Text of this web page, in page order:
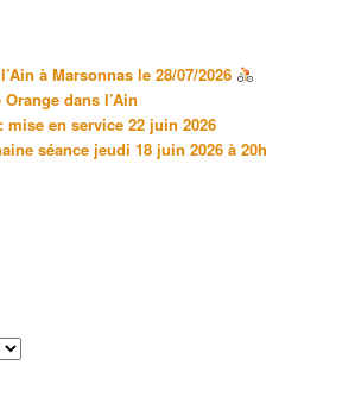
à Marsonnas le 28/07/2026
dans l’Ain
mise en service 22 juin 2026
séance jeudi 18 juin 2026 à 20h